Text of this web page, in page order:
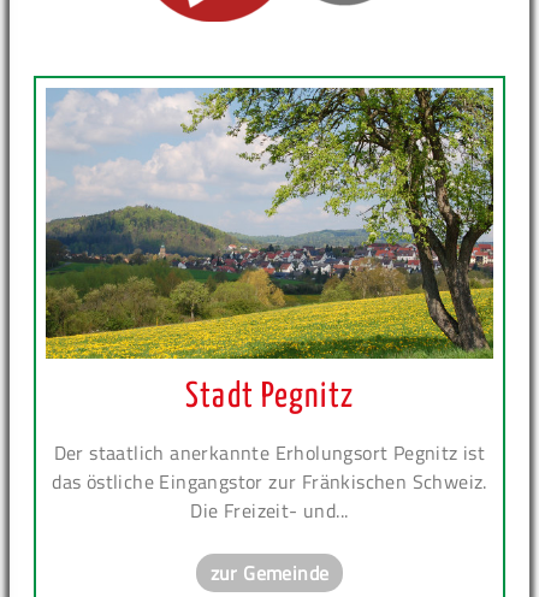
Stadt Pegnitz
Der staatlich anerkannte Erholungsort Pegnitz ist
das östliche Eingangstor zur Fränkischen Schweiz.
Die Freizeit- und...
zur Gemeinde